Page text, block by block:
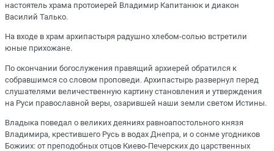
настоятель храма протоиерей Владимир Капитанюк и диакон
Василий Талько.
На входе в храм архипастыря радушно хлебом-солью встретили
юные прихожане.
По окончании богослужения правящий архиерей обратился к
собравшимся со словом проповеди. Архипастырь развернул перед
слушателями величественную картину становления и утверждения
на Руси православной веры, озарившей наши земли светом Истины.
Владыка поведал о великих деяниях равноапостольного князя
Владимира, крестившего Русь в водах Днепра, и о сонме угодников
Божиих: от преподобных отцов Киево-Печерских до царственных